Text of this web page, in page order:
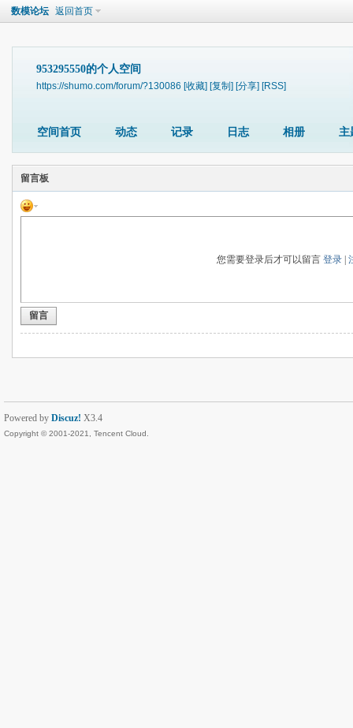
数模论坛 返回首页
953295550的个人空间
https://shumo.com/forum/?130086 [收藏] [复制] [分享] [RSS]
空间首页 动态 记录 日志 相册 主
留言板
您需要登录后才可以留言登录 |
留言
Powered by Discuz! X3.4
Copyright © 2001-2021, Tencent Cloud.